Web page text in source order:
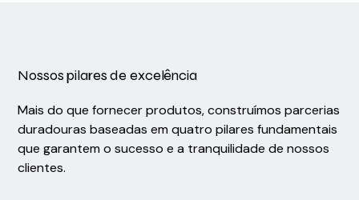
Nossos pilares de excelência
Mais do que fornecer produtos, construímos parcerias
duradouras baseadas em quatro pilares fundamentais
que garantem o sucesso e a tranquilidade de nossos
clientes.